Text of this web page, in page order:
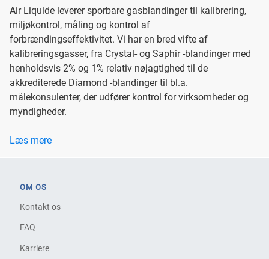
Air Liquide leverer sporbare gasblandinger til kalibrering,
miljøkontrol, måling og kontrol af
forbrændingseffektivitet. Vi har en bred vifte af
kalibreringsgasser, fra Crystal- og Saphir -blandinger med
henholdsvis 2% og 1% relativ nøjagtighed til de
akkrediterede Diamond -blandinger til bl.a.
målekonsulenter, der udfører kontrol for virksomheder og
myndigheder.
Læs mere
OM OS
Kontakt os
FAQ
Karriere